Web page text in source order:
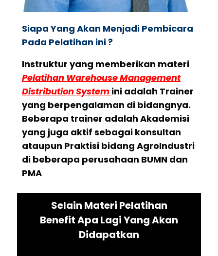
Siapa Yang Akan Menjadi Pembicara
Pada Pelatihan ini ?
Instruktur yang memberikan materi
Pelatihan Warehouse Management
Distribution System ini adalah Trainer
yang berpengalaman di bidangnya.
Beberapa trainer adalah Akademisi
yang juga aktif sebagai konsultan
ataupun Praktisi bidang AgroIndustri
di beberapa perusahaan BUMN dan
PMA
Selain Materi Pelatihan
Benefit Apa Lagi Yang Akan
Didapatkan